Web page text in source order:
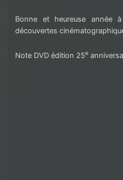
Bonne et heureuse année
découvertes
Note DVD édition 25e